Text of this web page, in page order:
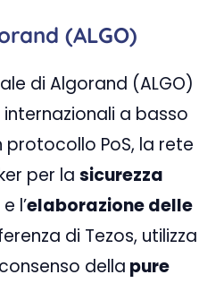
(ALGO)
di Algorand (ALGO)
a basso
protocollo PoS, la rete
per la sicurezza
e l’elaborazione delle
di Tezos, utilizza
della pure